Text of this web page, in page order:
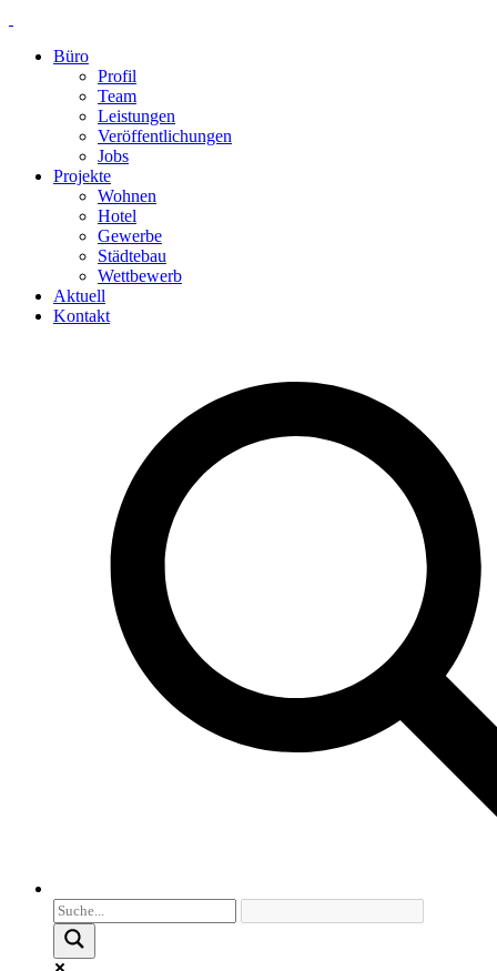
contentBüro
Profil
Team
Leistungen
Veröffentlichungen
Jobs
Projekte
Wohnen
Hotel
Gewerbe
Städtebau
Wettbewerb
Aktuell
Kontakt